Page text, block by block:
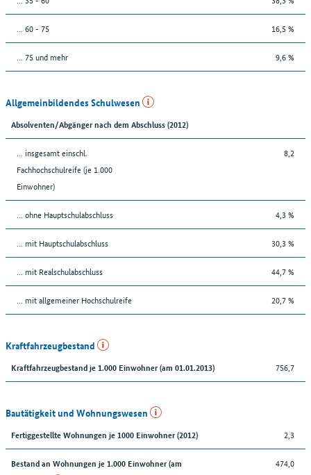
... 60 - 75 16,5 %
... 75 und mehr 9,6 %
Allgemeinbildendes Schulwesen
Absolventen/Abgänger nach dem Abschluss (2012)
... insgesamt einschl.
Fachhochschulreife (je 1.000
Einwohner)
8,2
... ohne Hauptschulabschluss 4,3 %
... mit Hauptschulabschluss 30,3 %
... mit Realschulabschluss 44,7 %
... mit allgemeiner Hochschulreife 20,7 %
Kraftfahrzeugbestand
Kraftfahrzeugbestand je 1.000 Einwohner (am 01.01.2013) 756,7
Bautätigkeit und Wohnungswesen
Fertiggestellte Wohnungen je 1000 Einwohner (2012) 2,3
Bestand an Wohnungen je 1.000 Einwohner (am
474,0